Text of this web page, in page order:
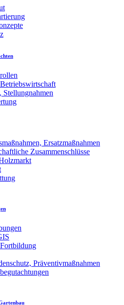
Stellungnahmen
Ersatzmaßnahmen
Zusammenschlüsse
Präventivmaßnahmen